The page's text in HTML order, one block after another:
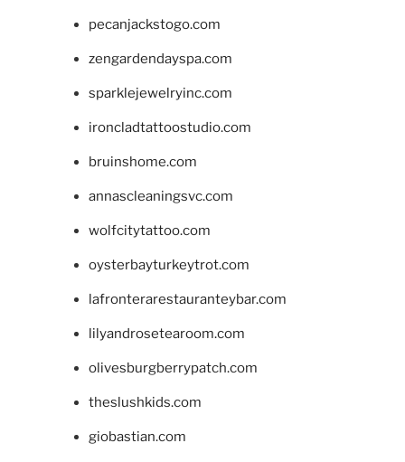
pecanjackstogo.com
zengardendayspa.com
sparklejewelryinc.com
ironcladtattoostudio.com
bruinshome.com
annascleaningsvc.com
wolfcitytattoo.com
oysterbayturkeytrot.com
lafronterarestauranteybar.com
lilyandrosetearoom.com
olivesburgberrypatch.com
theslushkids.com
giobastian.com